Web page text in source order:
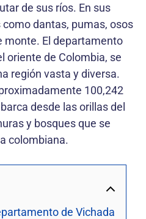
de sus ríos. En sus
dantas, pumas, osos
monte. El departamento
oriente de Colombia, se
región vasta y diversa.
100,242
desde las orillas del
y bosques que se
colombiana.
de Vichada